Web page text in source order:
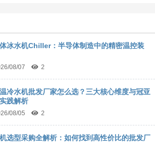
冰水机Chiller：半导体制造中的精密温控装
08/07 2
冷水机批发厂家怎么选？三大核心维度与冠亚
践解析
08/05 2
选型采购全解析：如何找到高性价比的批发厂